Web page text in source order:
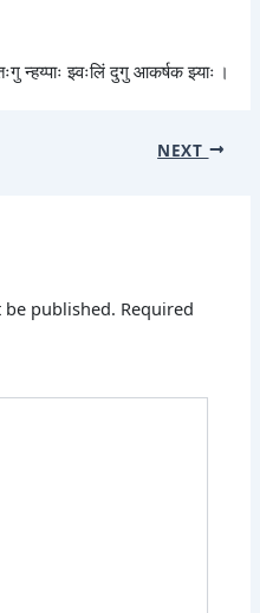
न्हय्पाः झ्वःलिं दुगु आकर्षक झ्याः ।
NEXT
published. Required